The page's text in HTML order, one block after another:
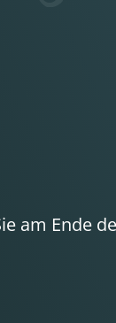
am Ende